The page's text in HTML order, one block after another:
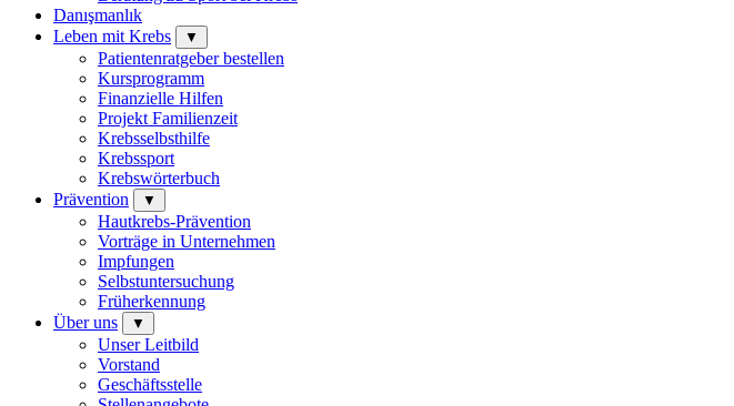
Danışmanlık
Leben mit Krebs
▼
Patientenratgeber bestellen
Kursprogramm
Finanzielle Hilfen
Projekt Familienzeit
Krebsselbsthilfe
Krebssport
Krebswörterbuch
Prävention
▼
Hautkrebs-Prävention
Vorträge in Unternehmen
Impfungen
Selbstuntersuchung
Früherkennung
Über uns
▼
Unser Leitbild
Vorstand
Geschäftsstelle